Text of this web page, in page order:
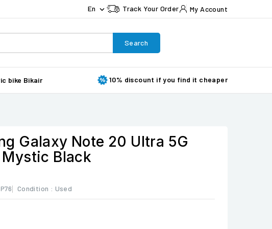
En  Track Your Order My Account
Search
bike Bikair 10% discount if you find it cheaper
Galaxy Note 20 Ultra 5G
Black
Condition : Used